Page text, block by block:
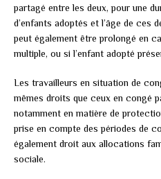
partagé entre les deux, pour une
d’enfants adoptés et l’âge de ces
peut également être prolongé en
multiple, ou si l’enfant adopté
Les travailleurs en situation de
mêmes droits que ceux en congé
notamment en matière de
prise en compte des périodes de
également droit aux allocations
sociale.